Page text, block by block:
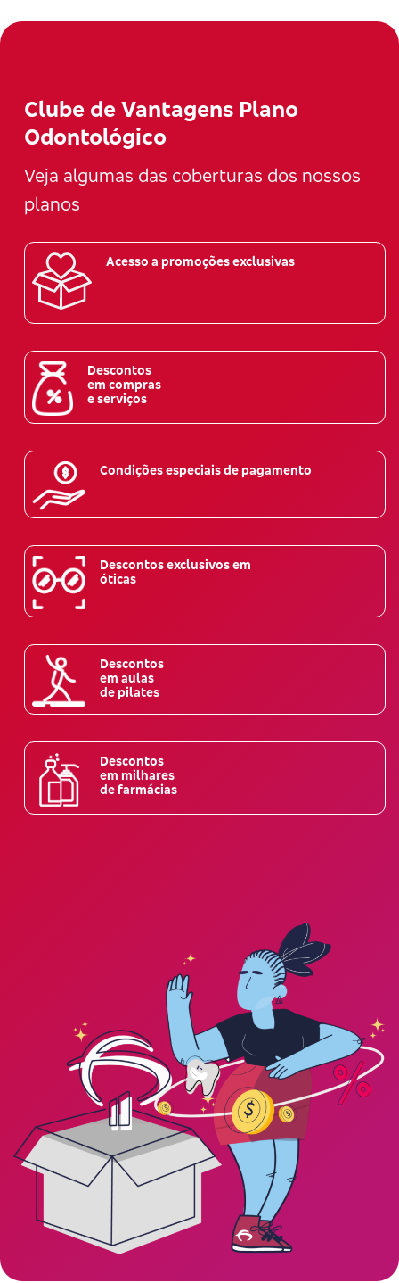
Clube de Vantagens Plano
Odontológico
Veja algumas das coberturas dos nossos
planos
Acesso a promoções exclusivas
Descontos
em compras
e serviços
Condições especiais de pagamento
Descontos exclusivos em
óticas
Descontos
em aulas
de pilates
Descontos
em milhares
de farmácias